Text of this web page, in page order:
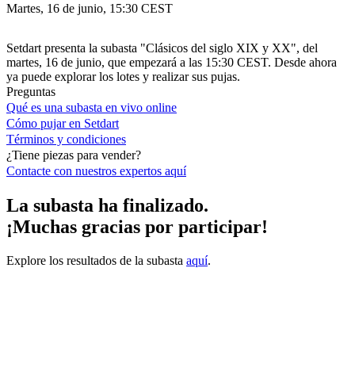
Martes, 16 de junio, 15:30 CEST
Setdart presenta la subasta "Clásicos del siglo XIX y XX", del
martes, 16 de junio, que empezará a las 15:30 CEST. Desde ahora
ya puede explorar los lotes y realizar sus pujas.
Preguntas
Qué es una subasta en vivo online
Cómo pujar en Setdart
Términos y condiciones
¿Tiene piezas para vender?
Contacte con nuestros expertos aquí
La subasta ha finalizado.
¡Muchas gracias por participar!
Explore los resultados de la subasta aquí.